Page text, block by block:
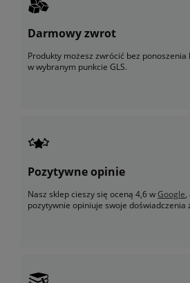
Darmowy zwrot
Produkty możesz zwrócić bez ponoszenia
w wybranym punkcie GLS.
Pozytywne opinie
Nasz sklep cieszy się oceną 4,6 wGoogle,
pozytywnie opiniuje swoje doświadczenia